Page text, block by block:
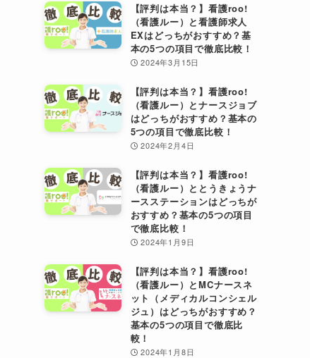
【評判は本当？】看護roo!
（看護ルー）と看護師求人
EXはどっちがおすすめ？基
本の5つの項目で徹底比較！
2024年3月15日
【評判は本当？】看護roo!
（看護ルー）とナースジョブ
はどっちがおすすめ？基本の
5つの項目で徹底比較！
2024年2月4日
【評判は本当？】看護roo!
（看護ルー）ととうきょうナ
ースステーションはどっちが
おすすめ？基本の5つの項目
で徹底比較！
2024年1月9日
【評判は本当？】看護roo!
（看護ルー）とMCナースネ
ット（メディカルコンシェル
ジュ）はどっちがおすすめ？
基本の5つの項目で徹底比
較！
2024年1月8日